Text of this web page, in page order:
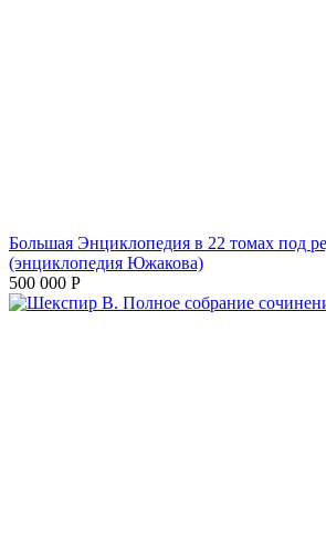
Большая Энциклопедия в 22 томах под
(энциклопедия Южакова)
500 000 Р